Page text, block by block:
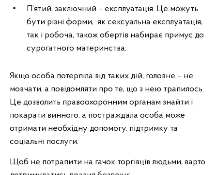
П’ятий, заключний – експлуатація. Це можуть
бути різні форми, як сексуальна експлуатація,
так і робоча, також обертів набирає примус до
сурогатного материнства.
Якщо особа потерпіла від таких дій, головне – не
мовчати, а повідомляти про те, що з нею трапилось.
Це дозволить правоохоронним органам знайти і
покарати винного, а постраждала особа може
отримати необхідну допомогу, підтримку та
соціальні послуги.
Щоб не потрапити на гачок торгівців людьми, варто